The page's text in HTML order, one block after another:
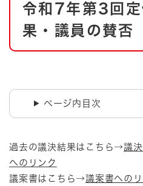
と
令和7年第3回
果・議員の賛否
ページ内目次
過去の議決結果はこちら→議
へのリンク
議案書はこちら→議案書への